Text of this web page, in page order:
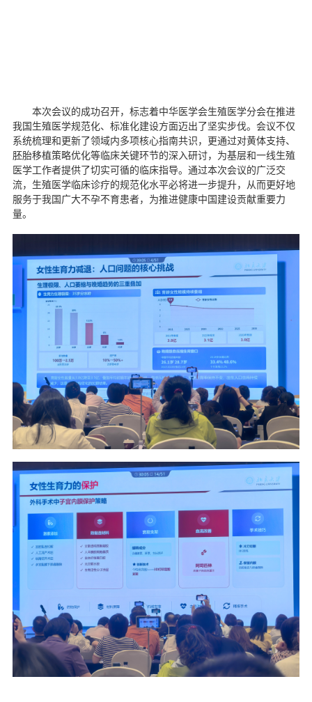
本次会议的成功召开，标志着中华医学会生殖医学分会在推进
我国生殖医学规范化、标准化建设方面迈出了坚实步伐。会议不仅
系统梳理和更新了领域内多项核心指南共识，更通过对黄体支持、
胚胎移植策略优化等临床关键环节的深入研讨，为基层和一线生殖
医学工作者提供了切实可循的临床指导。通过本次会议的广泛交
流，生殖医学临床诊疗的规范化水平必将进一步提升，从而更好地
服务于我国广大不孕不育患者，为推进健康中国建设贡献重要力
量。